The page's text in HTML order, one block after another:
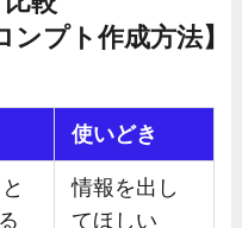
ンプト作成方法】
使いどき
情報を出し
てほしい